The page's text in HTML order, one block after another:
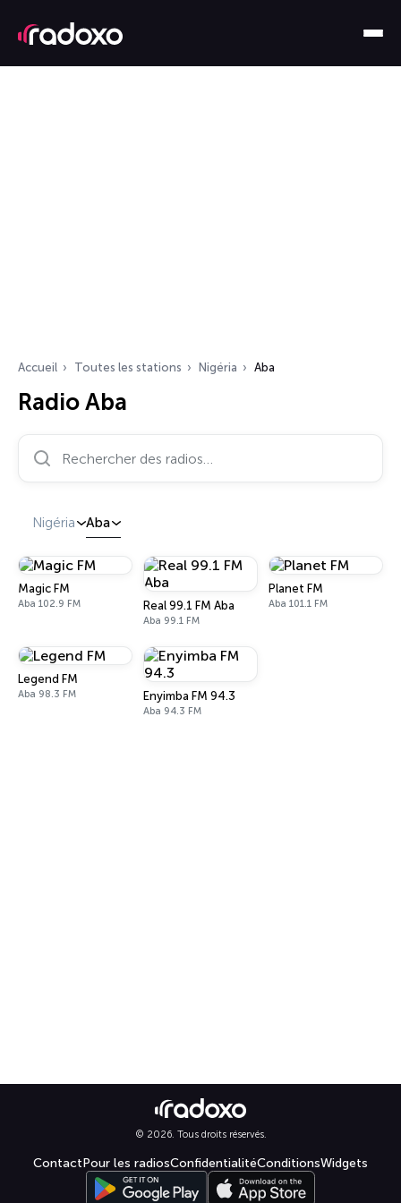
Accueil Toutes les stations Nigéria Aba
Radio Aba
Rechercher des radios…
Nigéria Aba
Magic FM
Aba 102.9 FM Real 99.1 FM Aba
Aba 99.1 FM
Planet FM
Aba 101.1 FM
Legend FM
Aba 98.3 FM Enyimba FM 94.3
Aba 94.3 FM
© 2026. Tous droits réservés.
ContactPour les radiosConfidentialitéConditionsWidgets